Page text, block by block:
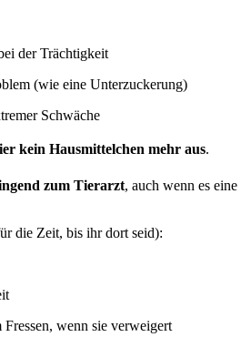
der Trächtigkeit
(wie eine Unterzuckerung)
Schwäche
kein Hausmittelchen mehr aus.
zum Tierarzt, auch wenn es eine
die Zeit, bis ihr dort seid):
wenn sie verweigert